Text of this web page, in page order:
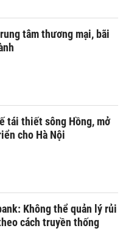
tâm thương mại, bãi
tái thiết sông Hồng, mở
cho Hà Nội
Không thể quản lý rủi
cách truyền thống